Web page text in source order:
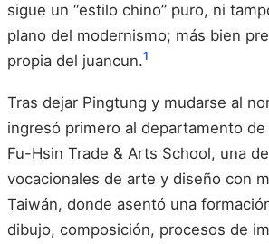
sigue un “estilo chino” puro, ni
plano del modernismo; más bien
propia del juancun.1
Tras dejar Pingtung y mudarse al
ingresó primero al departamento
Fu-Hsin Trade & Arts School, una
vocacionales de arte y diseño con
Taiwán, donde asentó una
dibujo, composición, procesos de